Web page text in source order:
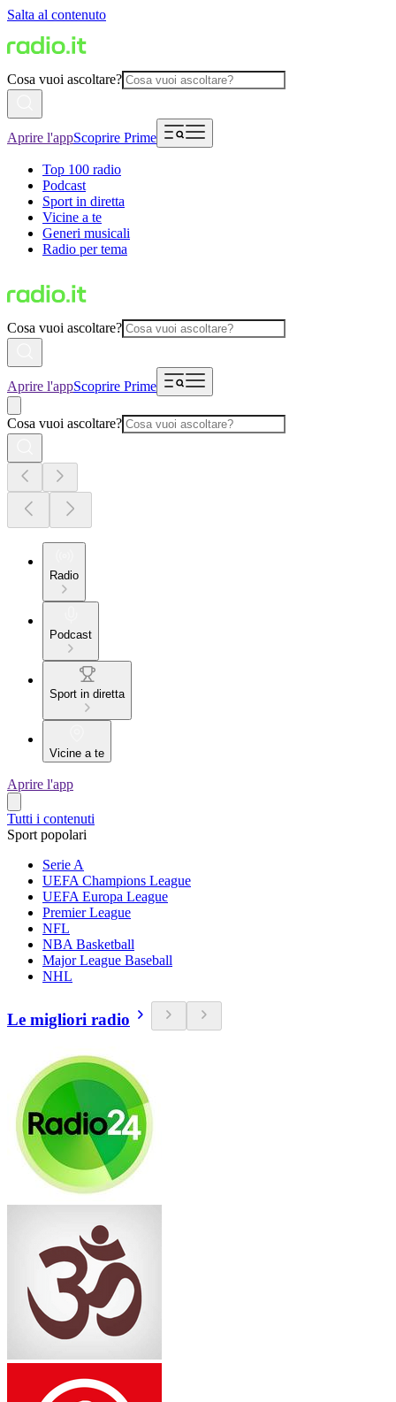
Salta al contenuto
Cosa vuoi ascoltare?
Aprire l'appScoprire Prime
Top 100 radio
Podcast
Sport in diretta
Vicine a te
Generi musicali
Radio per tema
Cosa vuoi ascoltare?
Aprire l'appScoprire Prime
Cosa vuoi ascoltare?
Radio
Podcast
Sport in diretta
Vicine a te
Aprire l'app
Tutti i contenuti
Sport popolari
Serie A
UEFA Champions League
UEFA Europa League
Premier League
NFL
NBA Basketball
Major League Baseball
NHL
Le migliori radio